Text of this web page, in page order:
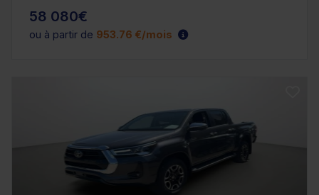
58 080€
ou à partir de 953.76 €/mois